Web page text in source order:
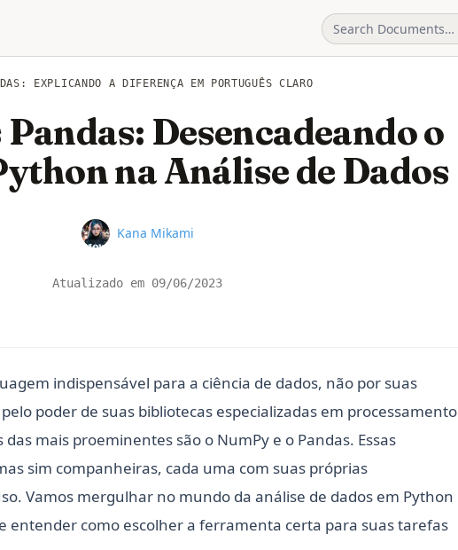
EXPLICANDO A DIFERENÇA EM PORTUGUÊS CLARO
Desencadeando o
na Análise de Dados
Name
Kana Mikami
Atualizado em 09/06/2023
indispensável para a ciência de dados, não por suas
poder de suas bibliotecas especializadas em processamento
mais proeminentes são o NumPy e o Pandas. Essas
sim companheiras, cada uma com suas próprias
Vamos mergulhar no mundo da análise de dados em Python
entender como escolher a ferramenta certa para suas tarefas